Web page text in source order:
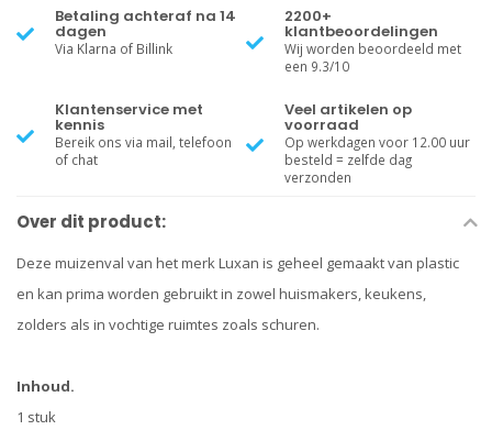
Betaling achteraf na 14
dagen
Via Klarna of Billink
2200+
klantbeoordelingen
Wij worden beoordeeld met
een 9.3/10
Klantenservice met
kennis
Bereik ons via mail, telefoon
of chat
Veel artikelen op
voorraad
Op werkdagen voor 12.00 uur
besteld = zelfde dag
verzonden
Over dit product:
Deze muizenval van het merk Luxan is geheel gemaakt van plastic
en kan prima worden gebruikt in zowel huismakers, keukens,
zolders als in vochtige ruimtes zoals schuren.
Inhoud.
1 stuk